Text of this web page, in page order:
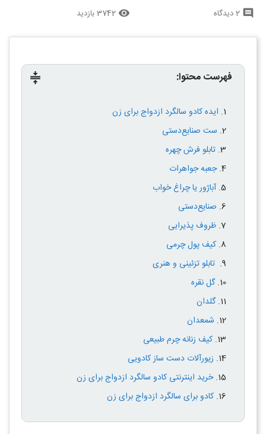
remove_red_eye 3742 بازدید comment 2 دیدگاه
compress فهرست محتوا:
ایده کادو سالگرد ازدواج برای زن
ست صنایع‌دستی
تابلو فرش چهره
جعبه جواهرات
آباژور یا چراغ خواب
صنایع‌دستی
ظروف پذیرایی
کیف پول چرمی
تابلو تزئینی و هنری
گل نقره
گلدان
شمعدان
کیف زنانه چرم طبیعی
زیورآلات دست ساز کادویی
خرید اینترنتی کادو سالگرد ازدواج برای زن
کادو برای سالگرد ازدواج برای زن